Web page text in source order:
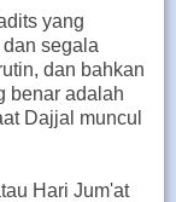
yang
segala
dan bahkan
benar adalah
Dajjal muncul
Hari Jum'at